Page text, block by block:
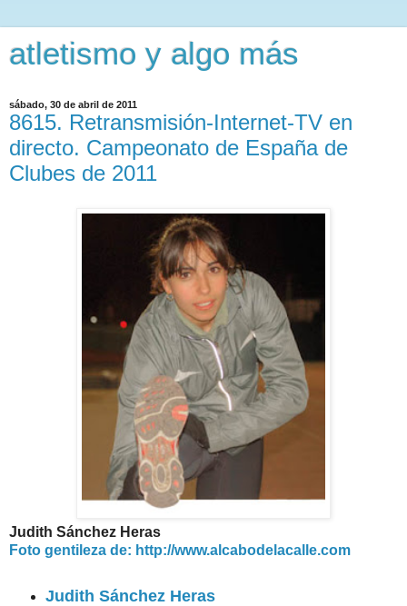
atletismo y algo más
sábado, 30 de abril de 2011
8615. Retransmisión-Internet-TV en
directo. Campeonato de España de
Clubes de 2011
Judith Sánchez Heras
Foto gentileza de: http://www.alcabodelacalle.com
Judith Sánchez Heras